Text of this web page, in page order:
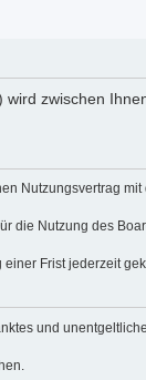
wird zwischen
Nutzungsvertrag
die Nutzung des
Frist jederzeit
und